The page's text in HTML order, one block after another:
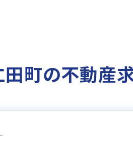
町の不動産